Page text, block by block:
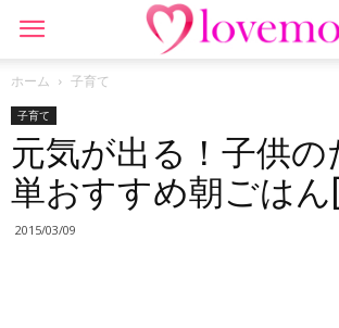
ホーム 子育て
子育て
元気が出る！子供の
単おすすめ朝ごはん
2015/03/09